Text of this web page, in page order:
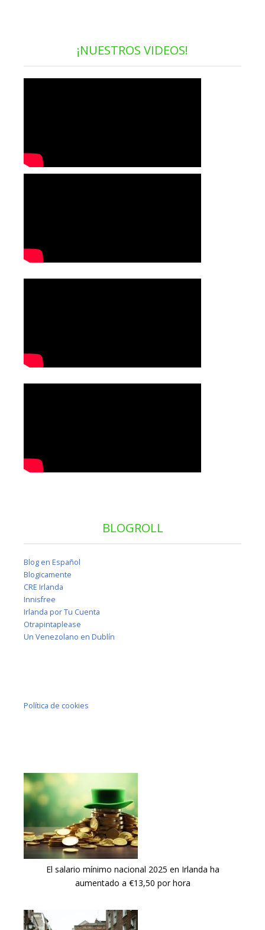
¡NUESTROS VIDEOS!
BLOGROLL
Blog en Español
Blogicamente
CRE Irlanda
Innisfree
Irlanda por Tu Cuenta
Otrapintaplease
Un Venezolano en Dublín
Política de cookies
El salario mínimo nacional 2025 en Irlanda ha
aumentado a €13,50 por hora